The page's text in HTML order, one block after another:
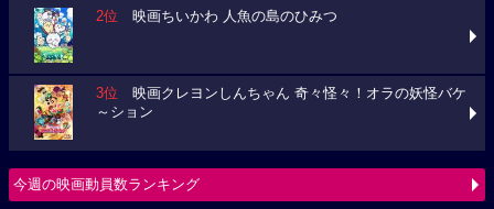
2位 映画ちいかわ 人魚の島のひみつ
3位 映画クレヨンしんちゃん 奇々怪々！オラの妖怪バケ
～ション
今週の映画動員数ランキング